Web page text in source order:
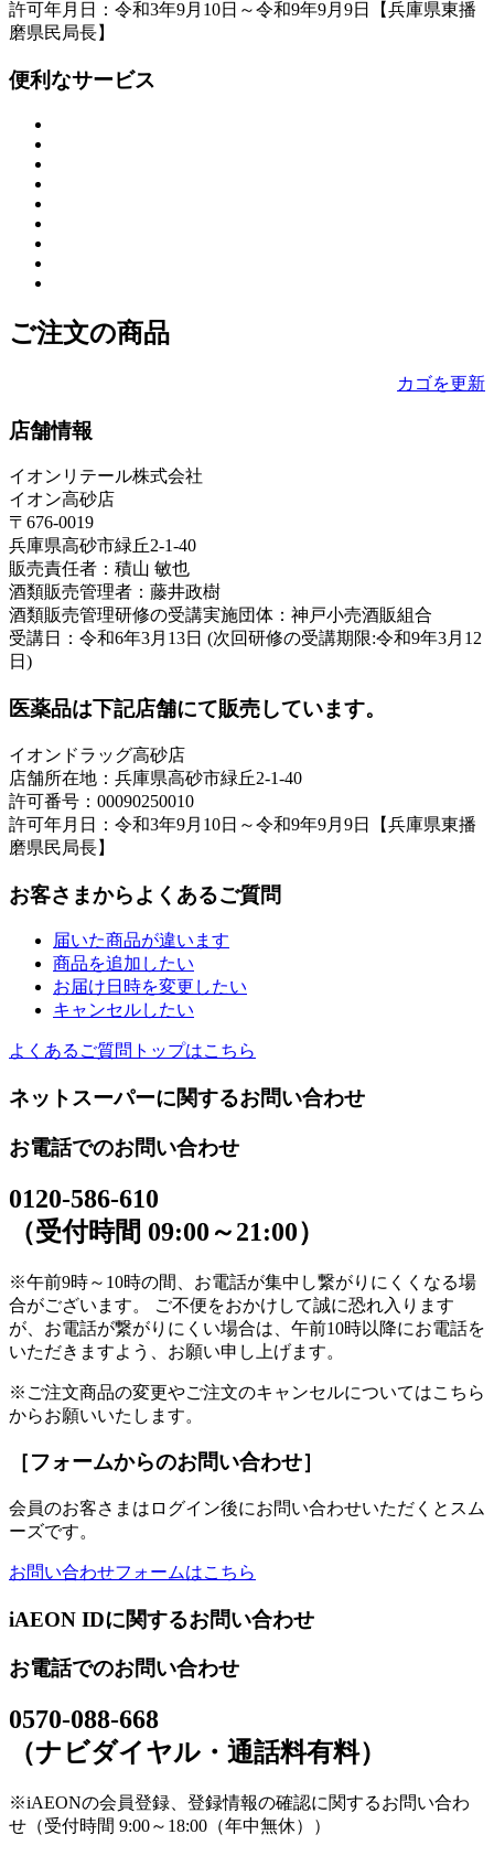
許可年月日：令和3年9月10日～令和9年9月9日【兵庫県東播
磨県民局長】
便利なサービス
ご注文の商品
カゴを更新
店舗情報
イオンリテール株式会社
イオン高砂店
〒676-0019
兵庫県高砂市緑丘2-1-40
販売責任者：積山 敏也
酒類販売管理者：藤井政樹
酒類販売管理研修の受講実施団体：神戸小売酒販組合
受講日：令和6年3月13日 (次回研修の受講期限:令和9年3月12
日)
医薬品は下記店舗にて販売しています。
イオンドラッグ高砂店
店舗所在地：兵庫県高砂市緑丘2-1-40
許可番号：00090250010
許可年月日：令和3年9月10日～令和9年9月9日【兵庫県東播
磨県民局長】
お客さまからよくあるご質問
届いた商品が違います
商品を追加したい
お届け日時を変更したい
キャンセルしたい
よくあるご質問トップはこちら
ネットスーパーに関するお問い合わせ
お電話でのお問い合わせ
0120-586-610
（受付時間 09:00～21:00）
※午前9時～10時の間、お電話が集中し繋がりにくくなる場
合がございます。 ご不便をおかけして誠に恐れ入ります
が、お電話が繋がりにくい場合は、午前10時以降にお電話を
いただきますよう、お願い申し上げます。
※ご注文商品の変更やご注文のキャンセルについてはこちら
からお願いいたします。
［フォームからのお問い合わせ］
会員のお客さまはログイン後にお問い合わせいただくとスム
ーズです。
お問い合わせフォームはこちら
iAEON IDに関するお問い合わせ
お電話でのお問い合わせ
0570-088-668
（ナビダイヤル・通話料有料）
※iAEONの会員登録、登録情報の確認に関するお問い合わ
せ（受付時間 9:00～18:00（年中無休））